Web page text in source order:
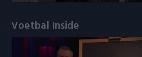
Voetbal Inside